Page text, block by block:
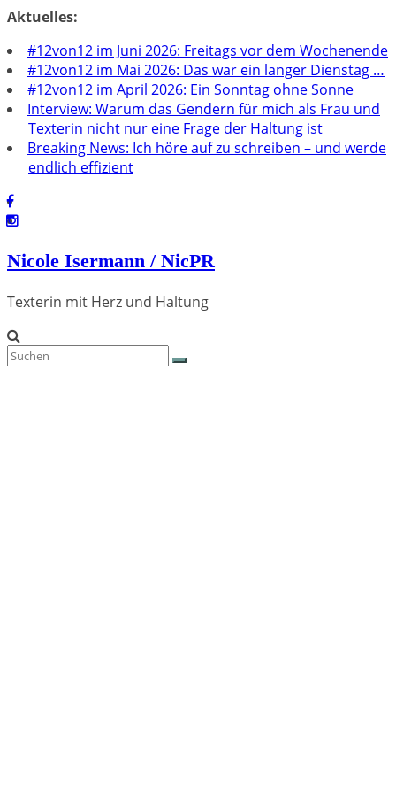
Zum
springen
Aktuelles:
#12von12 im Juni 2026: Freitags vor dem Wochenende
#12von12 im Mai 2026: Das war ein langer Dienstag …
#12von12 im April 2026: Ein Sonntag ohne Sonne
Interview: Warum das Gendern für mich als Frau und
Texterin nicht nur eine Frage der Haltung ist
Breaking News: Ich höre auf zu schreiben – und werde
endlich effizient
Nicole Isermann / NicPR
Texterin mit Herz und Haltung